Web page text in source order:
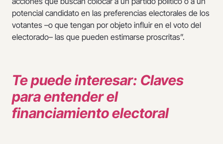
potencial candidato en las preferencias electorales de los
votantes –o que tengan por objeto influir en el voto del
electorado– las que pueden estimarse proscritas”.
Te puede interesar: Claves
para entender el
financiamiento electoral